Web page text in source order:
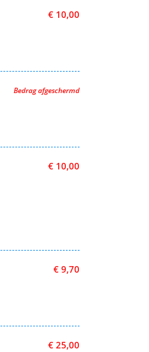
€ 10,00
Bedrag afgeschermd
€ 10,00
€ 9,70
€ 25,00